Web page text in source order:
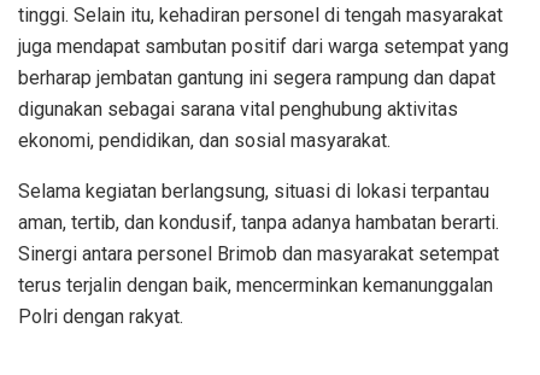
tinggi. Selain itu, kehadiran personel di tengah masyarakat
juga mendapat sambutan positif dari warga setempat yang
berharap jembatan gantung ini segera rampung dan dapat
digunakan sebagai sarana vital penghubung aktivitas
ekonomi, pendidikan, dan sosial masyarakat.
Selama kegiatan berlangsung, situasi di lokasi terpantau
aman, tertib, dan kondusif, tanpa adanya hambatan berarti.
Sinergi antara personel Brimob dan masyarakat setempat
terus terjalin dengan baik, mencerminkan kemanunggalan
Polri dengan rakyat.